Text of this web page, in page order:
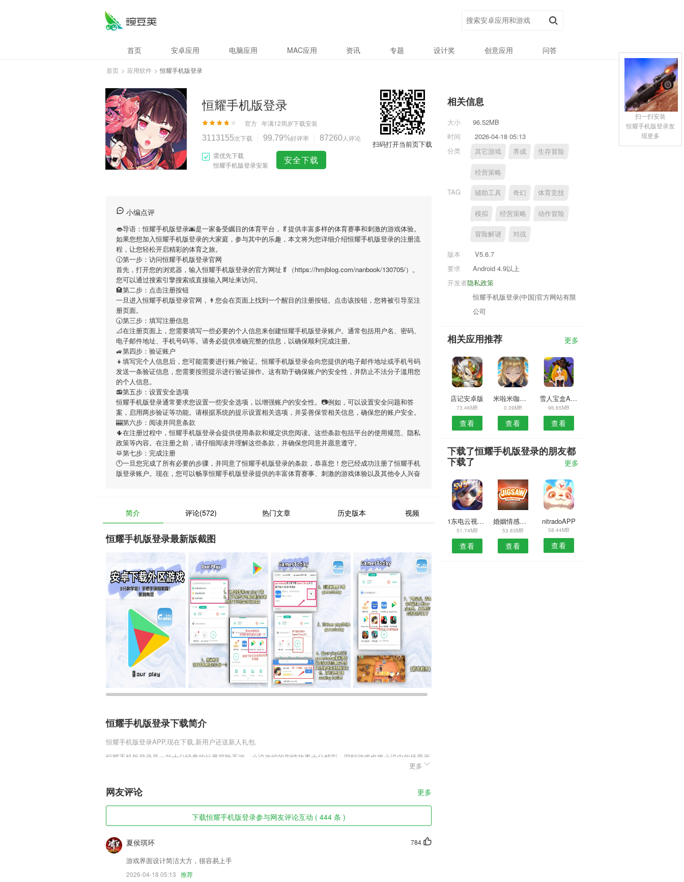
首页 安卓应用 电脑应用 MAC应用 资讯 专题 设计奖 创意应用 问答
首页 > 应用软件 > 恒耀手机版登录
恒耀手机版登录
官方 年满12周岁下载安装
3113155次下载 99.79%好评率 87260人评论
需优先下载
恒耀手机版登录安装
安全下载
扫码打开当前页下载
小编点评
👄导语：恒耀手机版登录🌆是一家备受瞩目的体育平台，🥬提供丰富多样的体育赛事和刺激的游戏体验。
如果您想加入恒耀手机版登录的大家庭，参与其中的乐趣，本文将为您详细介绍恒耀手机版登录的注册流
程，让您轻松开启精彩的体育之旅。
🕜第一步：访问恒耀手机版登录官网
首先，打开您的浏览器，输入恒耀手机版登录的官方网址🥬（https://hmjblog.com/nanbook/130705/）。
您可以通过搜索引擎搜索或直接输入网址来访问。
🏩第二步：点击注册按钮
一旦进入恒耀手机版登录官网，👨您会在页面上找到一个醒目的注册按钮。点击该按钮，您将被引导至注
册页面。
🕠第三步：填写注册信息
📐在注册页面上，您需要填写一些必要的个人信息来创建恒耀手机版登录账户。通常包括用户名、密码、
电子邮件地址、手机号码等。请务必提供准确完整的信息，以确保顺利完成注册。
🚙第四步：验证账户
👧填写完个人信息后，您可能需要进行账户验证。恒耀手机版登录会向您提供的电子邮件地址或手机号码
发送一条验证信息，您需要按照提示进行验证操作。这有助于确保账户的安全性，并防止不法分子滥用您
的个人信息。
📻第五步：设置安全选项
恒耀手机版登录通常要求您设置一些安全选项，以增强账户的安全性。📷例如，可以设置安全问题和答
案，启用两步验证等功能。请根据系统的提示设置相关选项，并妥善保管相关信息，确保您的账户安全。
🎰第六步：阅读并同意条款
🌵在注册过程中，恒耀手机版登录会提供使用条款和规定供您阅读。这些条款包括平台的使用规范、隐私
政策等内容。在注册之前，请仔细阅读并理解这些条款，并确保您同意并愿意遵守。
🥁第七步：完成注册
🕚一旦您完成了所有必要的步骤，并同意了恒耀手机版登录的条款，恭喜您！您已经成功注册了恒耀手机
版登录账户。现在，您可以畅享恒耀手机版登录提供的丰富体育赛事、刺激的游戏体验以及其他令人兴奋
简介 评论(572) 热门文章 历史版本 视频
恒耀手机版登录最新版截图
恒耀手机版登录下载简介
恒耀手机版登录APP,现在下载,新用户还送新人礼包.
恒耀手机版登录是一款十分经典的仙界冒险手游。小说改编的剧情故事十分精彩，同时游戏也将小说中的场景画
面完美的展现了出来，让你能够更觉游戏的真实与独特，同时享受到如同小说主角般的感受。游戏中大量的奖励
恒耀手机版登录软件特色
2,版本升级，高效便民
3,自由互动：让更多咨询师可以更自由的去互动，在线学习的方法有很多；
4,个性化:定制专属课程,定位学员个性问题
5,精彩评论互动，趣味视频，海量内容，人生漫漫精彩从这里开始；
更多
网友评论 更多
下载恒耀手机版登录参与网友评论互动 ( 444 条 )
784
夏侯琪环
游戏界面设计简洁大方，很容易上手
2026-04-18 05:13 推荐
相关信息
大小
96.52MB
时间
2026-04-18 05:13
分类
其它游戏 养成 生存冒险
经营策略
TAG 辅助工具 奇幻 体育竞技
模拟 经营策略 动作冒险
冒险解谜 对战
版本
V5.6.7
要求
Android 4.9以上
隐私政策
开发者
恒耀手机版登录(中国)官方网站有限
公司
相关应用推荐 更多
店记安卓版
73.46MB
查看
米啦米咖安卓版
0.39MB
查看
雪人宝盒APP
96.65MB
查看
下载了恒耀手机版登录的朋友都
下载了
更多
1东电云视APP
51.74MB
查看
婚姻情感咨询安卓版
53.83MB
查看
nitradoAPP
58.44MB
查看
扫一扫安装
恒耀手机版登录发
现更多